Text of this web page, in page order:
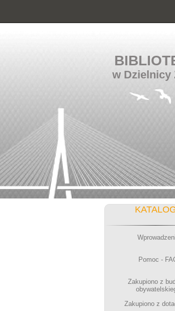
w Dzielnicy
Pomoc -
Zakupiono z
Zakupiono z